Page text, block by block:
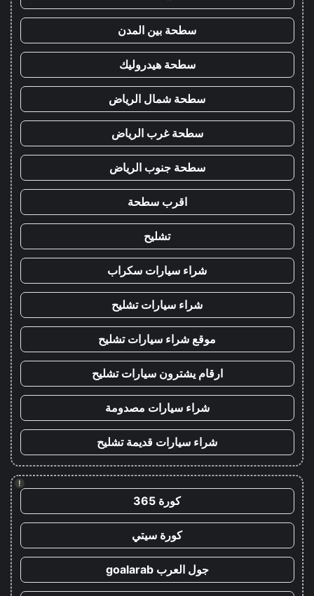
سطحة بين المدن
سطحة هيدروليك
سطحة شمال الرياض
سطحة غرب الرياض
سطحة جنوب الرياض
اقرب سطحة
تشليح
شراء سيارات سكراب
شراء سيارات تشليح
موقع شراء سيارات تشليح
ارقام يشترون سيارات تشليح
شراء سيارات مصدومة
شراء سيارات قديمة تشليح
!
كورة 365
كورة سيتي
جول العرب goalarab